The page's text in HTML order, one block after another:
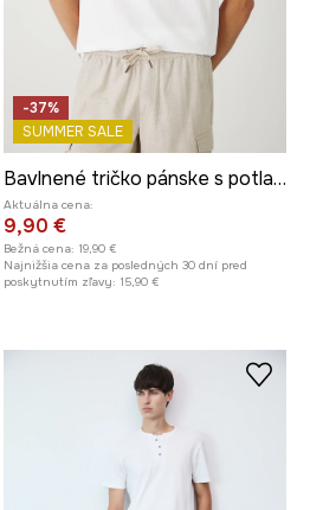
-37%
SUMMER SALE
Bavlnené tričko pánske s potlačou
Aktuálna cena:
9,90 €
Bežná cena: 19,90 €
Najnižšia cena za posledných 30 dní pred
poskytnutím zľavy: 15,90 €